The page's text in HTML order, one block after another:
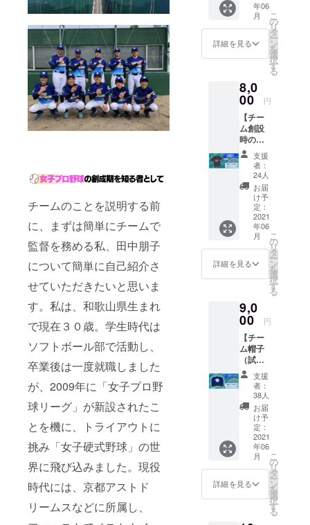
チームのことを説明する前
に、まずは簡単にチームで
監督を務める私、田中朋子
について簡単に自己紹介さ
せていただきたいと思いま
す。私は、和歌山県生まれ
で現在３０歳。学生時代は
ソフトボール部で活動し、
卒業後は一度就職しました
が、2009年に「女子プロ野
球リーグ」が新設されたこ
とを機に、トライアウトに
挑み「女子硬式野球」の世
界に飛び込みました。現役
時代には、京都アストド
リームスなどに所属し、
公序良
俗に反
合は、
できま
せん ※
写真と
実際の
商品は
異なる
場合が
ござい
ます ※
ご支援
確定後
の返
金・
キャン
セル・
は、対
応いた
で、何
卒ご了
承くだ
さい
お書き
くださ
い
希望し
ない場
合は
「希望
しな
い」と
記載く
ださい
※お
名前が
公序良
俗に反
する場
合は、
お名前
入れは
お礼ポ
スト
カード
・ク
ラウド
ファン
ディン
グ限定
商品
・
チーム
からの
メッ
セージ
は印刷
ます ※
デザイ
ド ・
クラウ
ドファ
ンディ
チーム
からの
メッ
セージ
は印刷
になり
ます ◎
チーム
横断幕
への支
援者の
お名前
入れ
（希望
者の
み）
・支
「挑」
の文字
の横断
幕を作
成
※お名前
の大き
さは支
援額に
応じる
場合が
ありま
す
※希望す
るお名
考欄に
お書き
シャン
ズ」
チーム
帽子
（練習
用）
イズ：
フリー
（調節
可能）
・素
材：
メッ
シュ
・デ
ザイ
ン：前
面のみ
◎チー
ム横断
幕への
支援者
のお名
み）
・支
援者の
お名前
で
「挑」
の文字
の横断
幕を作
成
※お名前
の大き
さは支
援額に
応じる
場合が
ありま
※希望す
年06
月
詳細を見る
こ
の
リ
タ
ー
ン
を
選
択
す
る
8,0
00 円
【チー
ム創設
時の初
代限定
Ｔシャ
ツ セッ
ト】
◎「淡
路ブレ
イブ
オー
シャン
ズ」
チーム
創設時
限定Ｔ
シャツ
＜非売
品＞
・サ
イズ：
メンズ
（S/M/L
/O/XO/2
XO）
・素
材：ポ
リエス
テル
100％
・デ
サント
※デザイ
支援
者：
24人
お届
け予
定：
2021
年06
月
詳細を見る
こ
の
リ
タ
ー
ン
を
選
択
す
る
9,0
00 円
【チー
ム帽子
（試合
用）
セッ
ト】
◎「淡
路ブレ
イブ
オー
シャン
ズ」
チーム
帽子
（試合
用）
支援
者：
38人
お届
け予
定：
2021
年06
月
詳細を見る
こ
の
リ
タ
ー
ン
を
選
択
す
る